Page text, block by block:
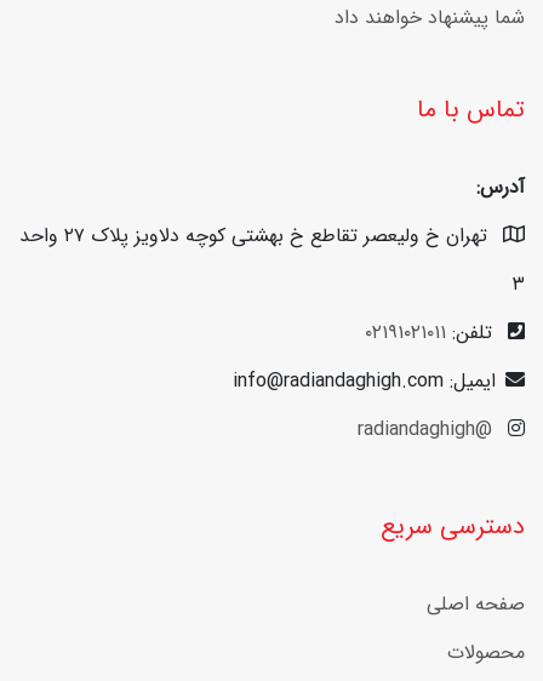
شما پیشنهاد خواهند داد
تماس با ما
آدرس:
تهران خ ولیعصر تقاطع خ بهشتی کوچه دلاویز پلاک ۲۷ واحد
۳
تلفن: ۰۲۱۹۱۰۲۱۰۱۱
ایمیل: info@radiandaghigh.com
@radiandaghigh
دسترسی سریع
صفحه اصلی
محصولات